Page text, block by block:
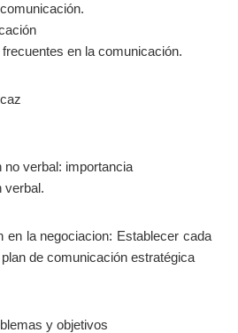
en la comunicación.
no verbal: importancia
verbal.
la negociacion: Establecer cada
de comunicación estratégica
y objetivos